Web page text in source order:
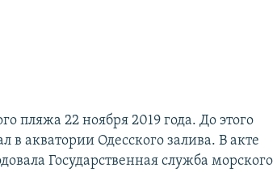
пляжа 22 ноября 2019 года. До этого
акватории Одесского залива. В акте
Государственная служба морского